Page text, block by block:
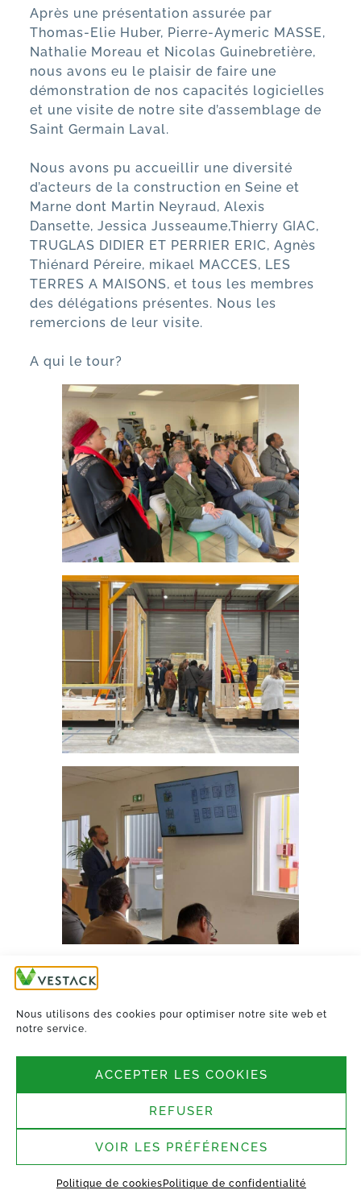
Nous utilisons des cookies pour optimiser notre site web et
notre service.
ACCEPTER LES COOKIES
REFUSER
VOIR LES PRÉFÉRENCES
Politique de cookies Politique de confidentialité
Après une présentation assurée par
Thomas-Elie Huber, Pierre-Aymeric MASSE,
Nathalie Moreau et Nicolas Guinebretière,
nous avons eu le plaisir de faire une
démonstration de nos capacités logicielles
et une visite de notre site d’assemblage de
Saint Germain Laval.
Nous avons pu accueillir une diversité
d’acteurs de la construction en Seine et
Marne dont Martin Neyraud, Alexis
Dansette, Jessica Jusseaume,Thierry GIAC,
TRUGLAS DIDIER ET PERRIER ERIC, Agnès
Thiénard Péreire, mikael MACCES, LES
TERRES A MAISONS, et tous les membres
des délégations présentes. Nous les
remercions de leur visite.
A qui le tour?